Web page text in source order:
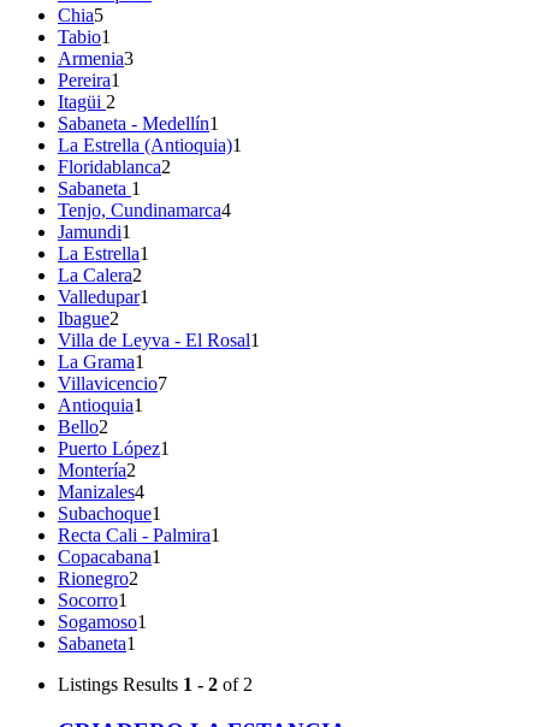
Chia5
Tabio1
Armenia3
Pereira1
Itagüi 2
Sabaneta - Medellín1
La Estrella (Antioquia)1
Floridablanca2
Sabaneta 1
Tenjo, Cundinamarca4
Jamundi1
La Estrella1
La Calera2
Valledupar1
Ibague2
Villa de Leyva - El Rosal1
La Grama1
Villavicencio7
Antioquia1
Bello2
Puerto López1
Montería2
Manizales4
Subachoque1
Recta Cali - Palmira1
Copacabana1
Rionegro2
Socorro1
Sogamoso1
Sabaneta1
Listings Results 1 - 2 of 2